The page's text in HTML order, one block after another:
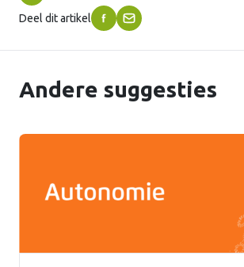
Deel dit artikel
Andere suggesties